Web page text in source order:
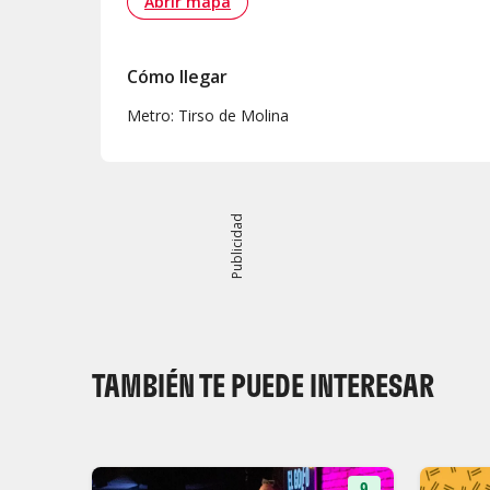
Cómo llegar
Metro: Tirso de Molina
Publicidad
TAMBIÉN TE PUEDE INTERESAR